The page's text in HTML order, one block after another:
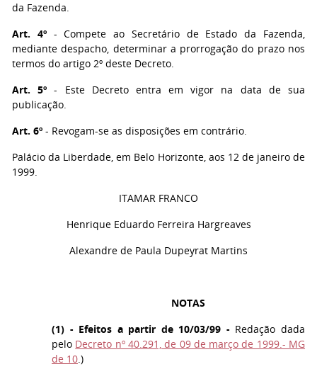
da Fazenda.
Art. 4º- Compete ao Secretário de Estado da Fazenda,
mediante despacho, determinar a prorrogação do prazo nos
termos do artigo 2º deste Decreto.
Art. 5º - Este Decreto entra em vigor na data de sua
publicação.
Art. 6º - Revogam-se as disposições em contrário.
Palácio da Liberdade, em Belo Horizonte, aos 12 de janeiro de
1999.
ITAMAR FRANCO
Henrique Eduardo Ferreira Hargreaves
Alexandre de Paula Dupeyrat Martins
NOTAS
(1) - Efeitos a partir de 10/03/99 -Redação dada
pelo Decreto nº 40.291, de 09 de março de 1999.- MG
de 10.)